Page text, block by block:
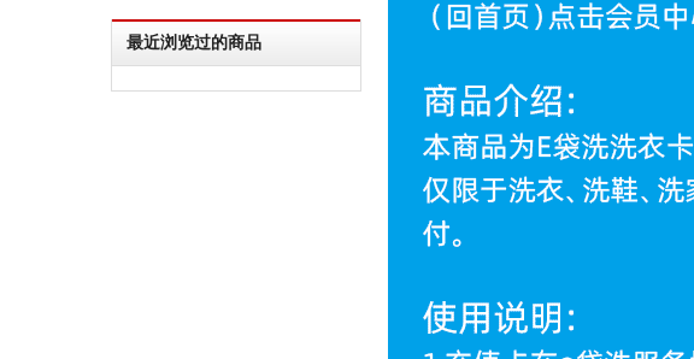
最近浏览过的商品